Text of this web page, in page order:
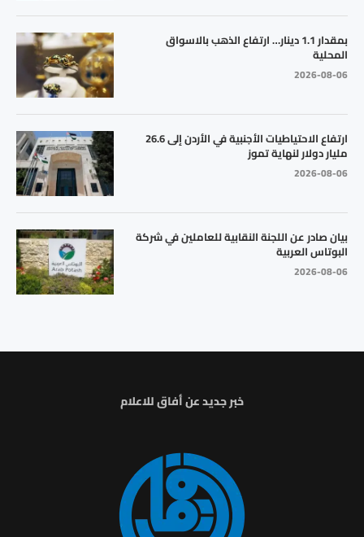
بمقدار 1.1 دينار… ارتفاع الذهب بالاسواق
المحلية
2026-08-06
ارتفاع الاحتياطيات الأجنبية في الأردن إلى 26.6
مليار دولار لنهاية تموز
2026-08-06
بيان صادر عن اللجنة النقابية للعاملين في شركة
البوتاس العربية
2026-08-06
خبر جديد عن أفاق للاعلام